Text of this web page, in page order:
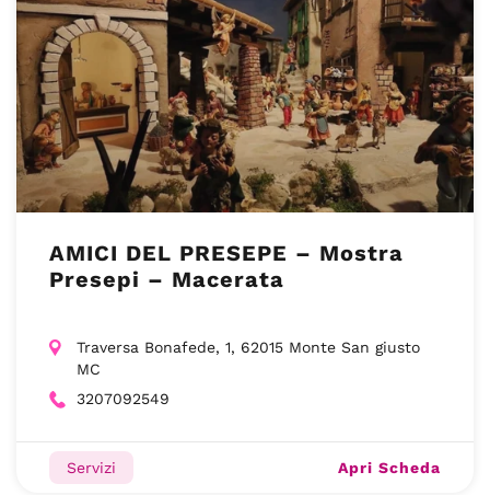
AMICI DEL PRESEPE – Mostra
Presepi – Macerata
Traversa Bonafede, 1, 62015 Monte San giusto
MC
3207092549
Servizi Apri Scheda